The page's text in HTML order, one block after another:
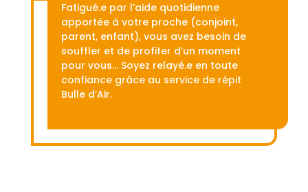
Fatigué.e par l’aide quotidienne
apportée à votre proche (conjoint,
parent, enfant), vous avez besoin de
souffler et de profiter d’un moment
pour vous… Soyez relayé.e en toute
confiance grâce au service de répit
Bulle d’Air.